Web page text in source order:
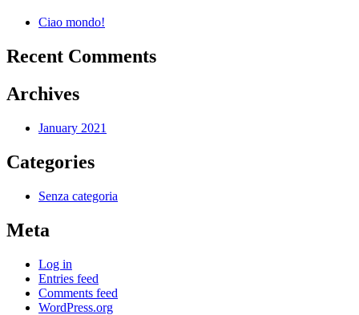
Ciao mondo!
Recent Comments
Archives
January 2021
Categories
Senza categoria
Meta
Log in
Entries feed
Comments feed
WordPress.org